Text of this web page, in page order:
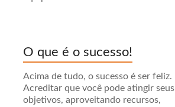
O que é o sucesso!
Acima de tudo, o sucesso é ser feliz.
Acreditar que você pode atingir seus
objetivos, aproveitando recursos,